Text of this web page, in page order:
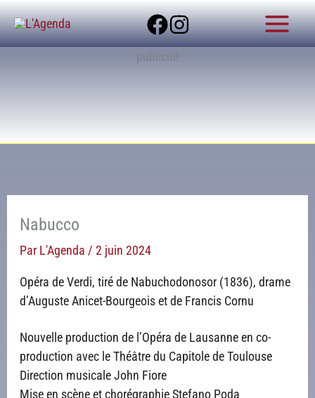
Aller
au
contenu
publicité
Nabucco
Par L'Agenda /2 juin 2024
Opéra de Verdi, tiré de Nabuchodonosor (1836), drame
d’Auguste Anicet-Bourgeois et de Francis Cornu
Nouvelle production de l’Opéra de Lausanne en co-
production avec le Théâtre du Capitole de Toulouse
Direction musicale John Fiore
Mise en scène et chorégraphie Stefano Poda